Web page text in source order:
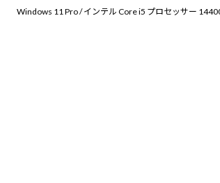
Windows 11 Pro / インテル Core i5 プロセッサー